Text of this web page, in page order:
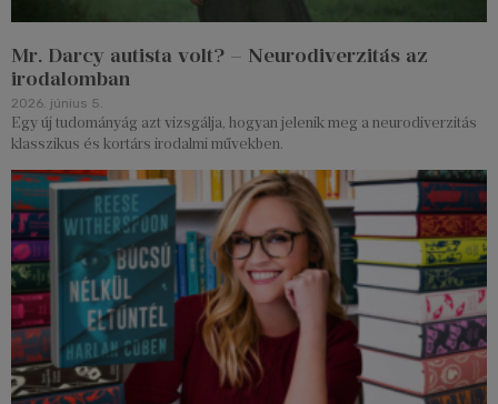
Mr. Darcy autista volt? – Neurodiverzitás az
irodalomban
2026. június 5.
Egy új tudományág azt vizsgálja, hogyan jelenik meg a neurodiverzitás
klasszikus és kortárs irodalmi művekben.